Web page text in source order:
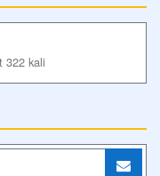
322 kali